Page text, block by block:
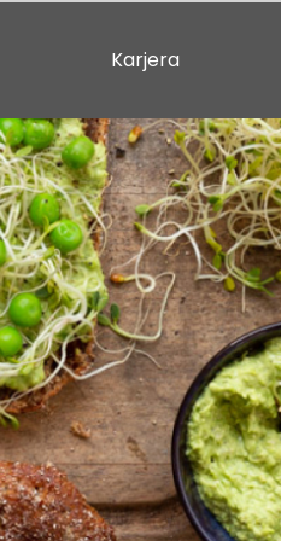
Karjera